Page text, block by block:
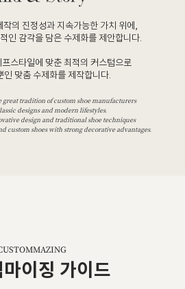
의 진정성과 지속가능한 가치 위에,
인 감각을 담은 수제화를 제안합니다.
스타일에 맞춘 최적의 커스텀으로
인 맞춤 수제화를 제작합니다.
great tradition of custom shoe manufacturers
designs and modern lifestyles.
design and traditional shoe techniques
custom shoes with strong decorative advantages.
이징 가이드